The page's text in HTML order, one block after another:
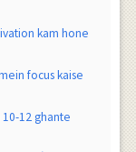
kam hone
focus kaise
10-12 ghante